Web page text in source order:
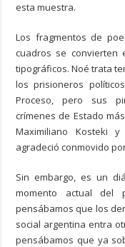
esta muestra.
Los fragmentos de
cuadros se convierten
tipográficos. Noé trata
los prisioneros
Proceso, pero sus
crímenes de Estado
Maximiliano Kosteki
agradeció conmovido
Sin embargo, es un
momento actual del
pensábamos que los
social argentina entra
pensábamos que ya